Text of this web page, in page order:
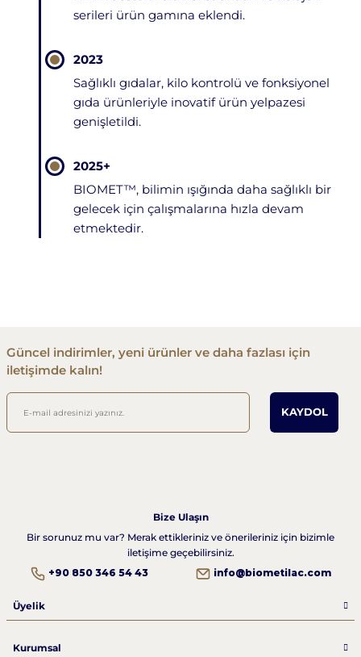
serileri ürün gamına eklendi.
2023
Sağlıklı gıdalar, kilo kontrolü ve fonksiyonel
gıda ürünleriyle inovatif ürün yelpazesi
genişletildi.
2025+
BIOMET™, bilimin ışığında daha sağlıklı bir
gelecek için çalışmalarına hızla devam
etmektedir.
Güncel indirimler, yeni ürünler ve daha fazlası için
iletişimde kalın!
KAYDOL
Bize Ulaşın
Bir sorunuz mu var? Merak ettikleriniz ve önerileriniz için bizimle
iletişime geçebilirsiniz.
+90 850 346 54 43
info@biometilac.com
Üyelik
Kurumsal